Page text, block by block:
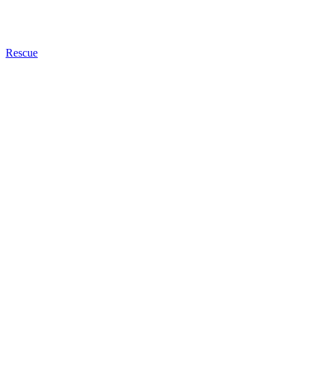
Rescue